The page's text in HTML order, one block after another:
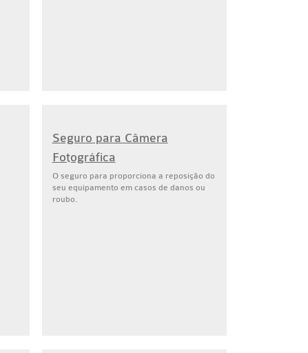
Seguro para Câmera
Fotográfica
O seguro para proporciona a reposição do
seu equipamento em casos de danos ou
roubo.